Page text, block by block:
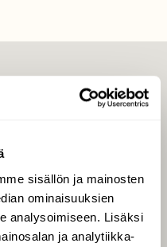
sisällön ja mainosten
ominaisuuksien
analysoimiseen. Lisäksi
ja analytiikka-
digilukuoikeus
parasta juttua
uutiskirje